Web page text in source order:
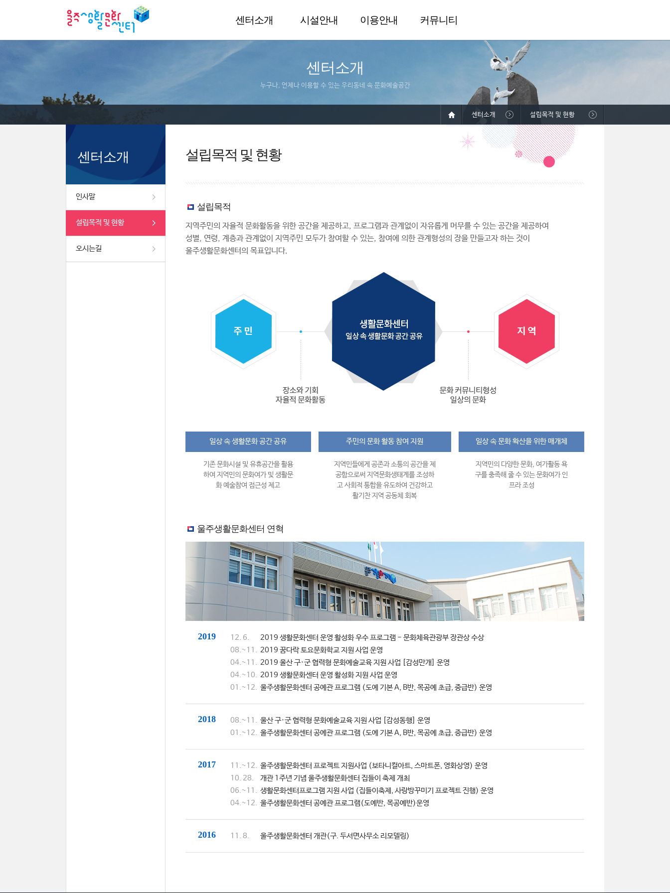
센터소개 시설안내 이용안내 커뮤니티
센터소개
누구나, 언제나 이용할 수 있는 우리동네 속 문화예술공간
센터소개
인사말
설립목적 및 현황
오시는길
센터소개 설립목적 및 현황
설립목적 및 현황
설립목적
지역주민의 자율적 문화활동을 위한 공간을 제공하고, 프로그램과 관계없이 자유롭게 머무를 수 있는 공간을 제공하여
성별, 연령, 계층과 관계없이 지역주민 모두가 참여할 수 있는, 참여에 의한 관계형성의 장을 만들고자 하는 것이
울주생활문화센터의 목표입니다.
일상 속 생활문화 공간 공유
기존 문화시설 및 유휴공간을 활용
하여 지역민의 문화여가 및 생활문
화 예술참여 접근성 제고
주민의 문화 활동 참여 지원
지역민들에게 공존과 소통의 공간을 제
공함으로써 지역문화생태계를 조성하
고 사회적 통합을 유도하여 건강하고
활기찬 지역 공동체 회복
일상 속 문화 확산을 위한 매개체
지역민의 다양한 문화, 여가활동 욕
구를 충족해 줄 수 있는 문화여가 인
프라 조성
울주생활문화센터 연혁
2019 12. 6.
2019 생활문화센터 운영 활성화 우수 프로그램 - 문화체육관광부 장관상 수상
08.~11. 2019 꿈다락 토요문화학교 지원 사업 운영
04.~11. 2019 울산 구·군 협력형 문화예술교육 지원 사업 [감성만개] 운영
04.~10. 2019 생활문화센터 운영 활성화 지원 사업 운영
01.~12. 울주생활문화센터 공예관 프로그램 (도예 기본 A, B반, 목공예 초급, 중급반) 운영
2018 08.~11. 울산 구·군 협력형 문화예술교육 지원 사업 [감성동행] 운영
01.~12. 울주생활문화센터 공예관 프로그램 (도예 기본 A, B반, 목공예 초급, 중급반) 운영
2017 11.~12. 울주생활문화센터 프로젝트 지원사업 (보타니컬아트, 스마트폰, 영화상영) 운영
10. 28.
개관 1주년 기념 울주생활문화센터 집들이 축제 개최
06.~11. 생활문화센터프로그램 지원 사업 (집들이축제, 사랑방꾸미기 프로젝트 진행) 운영
04.~12. 울주생활문화센터 공예관 프로그램(도예반, 목공예반)운영
2016 11. 8. 울주생활문화센터 개관(구. 두서면사무소 리모델링)